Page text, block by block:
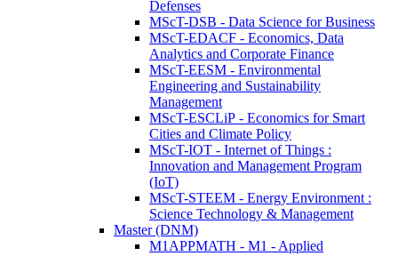
Defenses
MScT-DSB - Data Science for Business
MScT-EDACF - Economics, Data
Analytics and Corporate Finance
MScT-EESM - Environmental
Engineering and Sustainability
Management
MScT-ESCLiP - Economics for Smart
Cities and Climate Policy
MScT-IOT - Internet of Things :
Innovation and Management Program
(IoT)
MScT-STEEM - Energy Environment :
Science Technology & Management
Master (DNM)
M1APPMATH - M1 - Applied